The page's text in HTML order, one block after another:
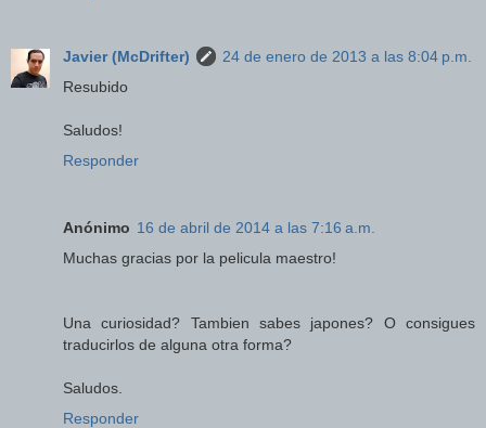
Javier (McDrifter)
24 de enero de 2013 a las 8:04 p.m.
Resubido
Saludos!
Responder
Anónimo 16 de abril de 2014 a las 7:16 a.m.
Muchas gracias por la pelicula maestro!
Una curiosidad? Tambien sabes japones? O consigues
traducirlos de alguna otra forma?
Saludos.
Responder